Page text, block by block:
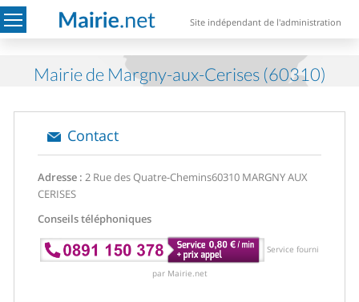
Site indépendant de l'administration
Mairie de Margny-aux-Cerises (60310)
Contact
Adresse : 2 Rue des Quatre-Chemins60310 MARGNY AUX
CERISES
Conseils téléphoniques
Service fourni
par Mairie.net